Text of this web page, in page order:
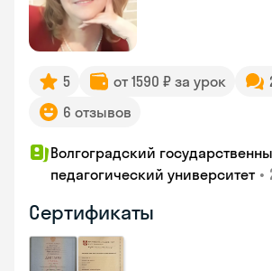
5 от 1590 ₽ за урок
6 отзывов
Волгоградский
педагогический университет •
Сертификаты